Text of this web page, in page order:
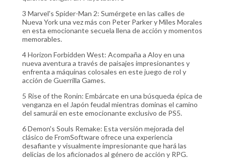
3 Marvel's Spider-Man 2: Sumérgete en las calles de
Nueva York una vez más con Peter Parker y Miles Morales
en esta emocionante secuela llena de acción y momentos
memorables.
4 Horizon Forbidden West: Acompaña a Aloy en una
nueva aventura a través de paisajes impresionantes y
enfrenta a máquinas colosales en este juego de rol y
acción de Guerrilla Games.
5 Rise of the Ronin: Embárcate en una búsqueda épica de
venganza en el Japón feudal mientras dominas el camino
del samurái en este emocionante exclusivo de PS5.
6 Demon's Souls Remake: Esta versión mejorada del
clásico de FromSoftware ofrece una experiencia
desafiante y visualmente impresionante que hará las
delicias de los aficionados al género de acción y RPG.